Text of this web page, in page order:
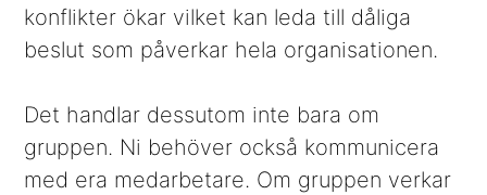
konflikter ökar vilket kan leda till dåliga
beslut som påverkar hela organisationen.
Det handlar dessutom inte bara om
gruppen. Ni behöver också kommunicera
med era medarbetare. Om gruppen verkar